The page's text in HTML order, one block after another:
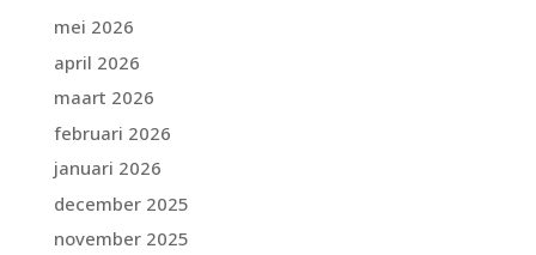
mei 2026
april 2026
maart 2026
februari 2026
januari 2026
december 2025
november 2025